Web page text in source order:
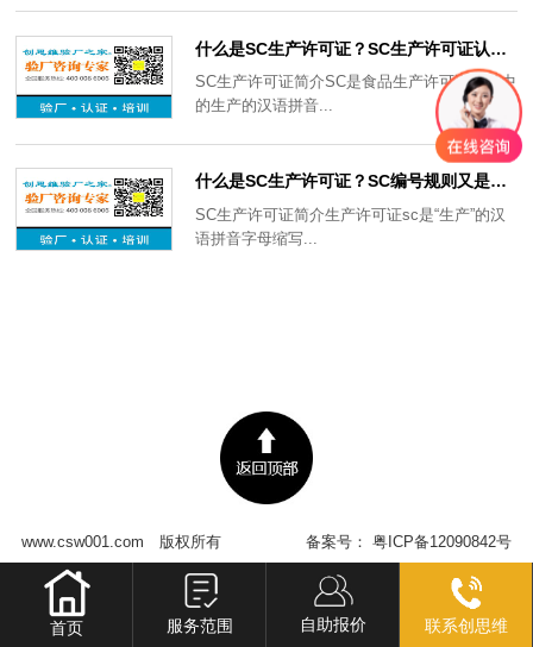
什么是SC生产许可证？SC生产许可证认证主要验什么？如何获得SC生产许可证编号？
SC生产许可证简介SC是食品生产许可证编号中
的生产的汉语拼音...
什么是SC生产许可证？SC编号规则又是什么？
SC生产许可证简介生产许可证sc是“生产”的汉
语拼音字母缩写...
备案号：粤ICP备12090842号
www.csw001.com 版权所有
首页 服务范围 自助报价 联系创思维